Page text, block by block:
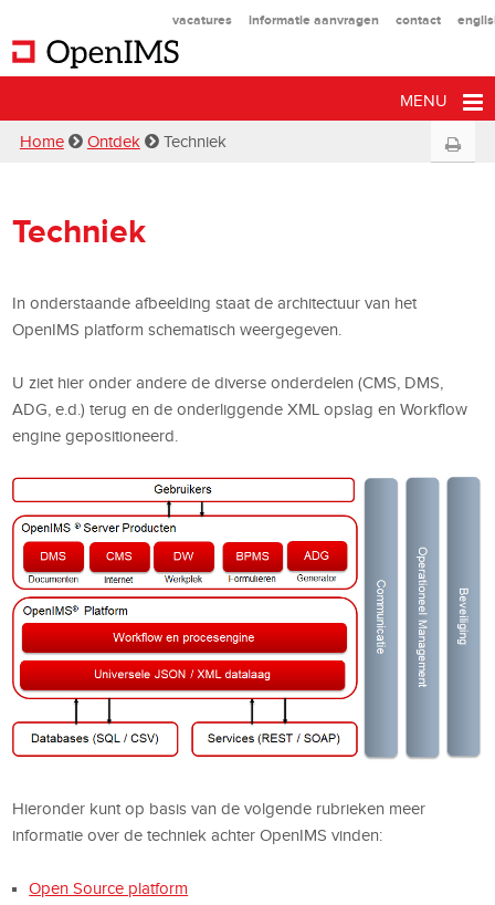
vacatures informatie aanvragen contact
MENU
Home Ontdek Techniek
Techniek
In onderstaande afbeelding staat de architectuur van het
OpenIMS platform schematisch weergegeven.
U ziet hier onder andere de diverse onderdelen (CMS, DMS,
ADG, e.d.) terug en de onderliggende XML opslag en Workflow
engine gepositioneerd.
Hieronder kunt op basis van de volgende rubrieken meer
informatie over de techniek achter OpenIMS vinden:
Open Source platform